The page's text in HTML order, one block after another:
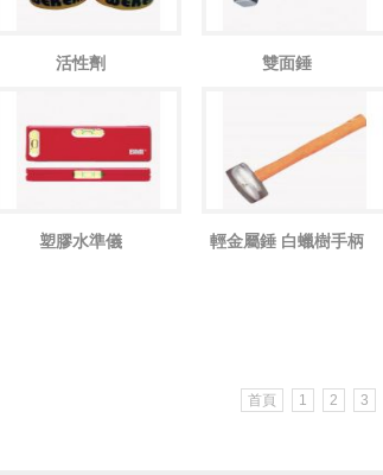
活性劑 雙面錘
塑膠水準儀 輕金屬錘 白蠟樹手柄
首頁 1 2 3